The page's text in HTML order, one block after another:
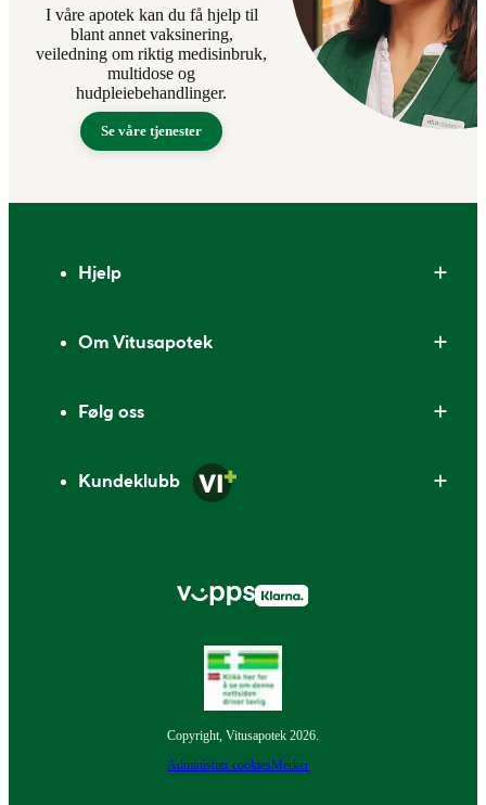
I våre apotek kan du få hjelp til
blant annet vaksinering,
veiledning om riktig medisinbruk,
multidose og
hudpleiebehandlinger.
Se våre tjenester
Hjelp
Om Vitusapotek
Følg oss
Kundeklubb
Copyright, Vitusapotek 2026.
Administrer cookiesMerker